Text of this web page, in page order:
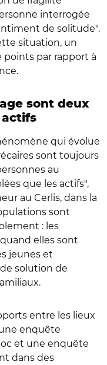
interrogée
de solitude".
situation, un
par rapport à
sont deux
actifs
qui évolue
sont toujours
au
que les actifs",
au Cerlis, dans la
sont
: les
elles sont
jeunes et
solution de
entre les lieux
enquête
et une enquête
dans des